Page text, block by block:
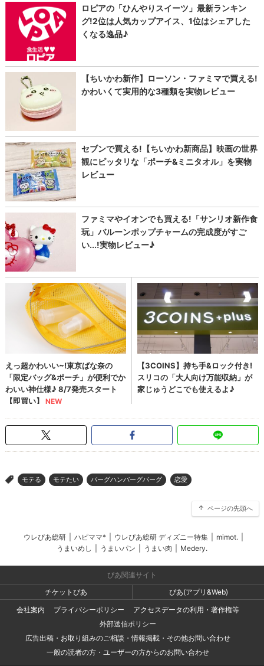
> モテる モテたい バーグハンバーグバーグ 恋愛
ページの先頭へ
ウレぴあ総研 ハピママ* ウレぴあ総研 ディズニー特集 mimot.
うまいめし
うまいパン うまい肉 Medery.
ぴあ関連サイト
チケットぴあ
ぴあ(アプリ&Web)
会社案内
プライバシーポリシー
アクセスデータの利用・著作権等
外部送信ポリシー
広告出稿・お取り組みのご相談・情報掲載・その他お問い合わせ
一般の読者の方・ユーザーの方からのお問い合わせ